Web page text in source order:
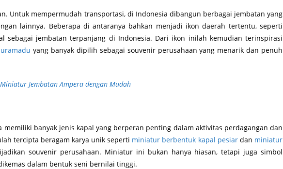
Untuk mempermudah transportasi, di Indonesia dibangun berbagai jembatan yang
lainnya. Beberapa di antaranya bahkan menjadi ikon daerah tertentu, seperti
sebagai jembatan terpanjang di Indonesia. Dari ikon inilah kemudian terinspirasi
yang banyak dipilih sebagai souvenir perusahaan yang menarik dan penuh
Jembatan Ampera dengan Mudah
memiliki banyak jenis kapal yang berperan penting dalam aktivitas perdagangan dan
tercipta beragam karya unik seperti miniatur berbentuk kapal pesiardan miniatur
souvenir perusahaan. Miniatur ini bukan hanya hiasan, tetapi juga simbol
dalam bentuk seni bernilai tinggi.